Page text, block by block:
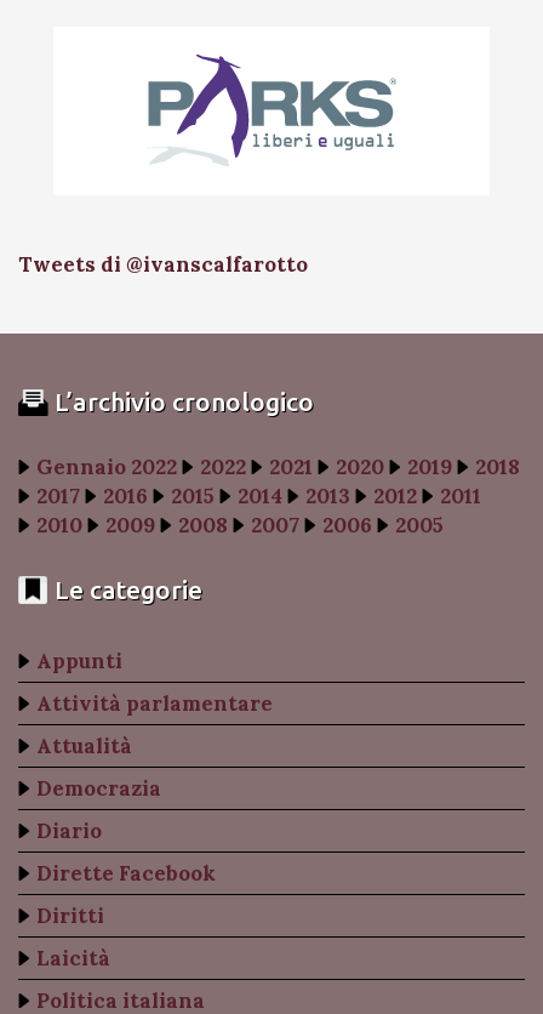
Tweets di @ivanscalfarotto
L’archivio cronologico
Gennaio 2022 2022 2021 2020 2019
2018
2017
2016 2015 2014 2013 2012
2011
2010
2009 2008 2007 2006 2005
Le categorie
Appunti
Attività parlamentare
Attualità
Democrazia
Diario
Dirette Facebook
Diritti
Laicità
Politica italiana